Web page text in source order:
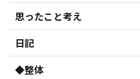
思ったこと考え
日記
◆整体